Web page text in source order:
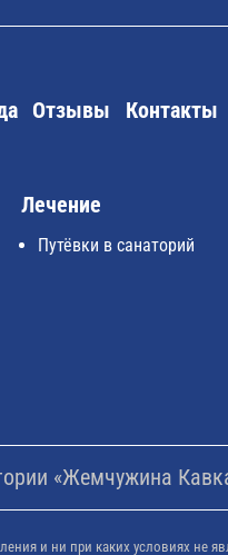
Отзывы
Контакты
Лечение
Путёвки в санаторий
«Жемчужина
и ни при каких условиях не